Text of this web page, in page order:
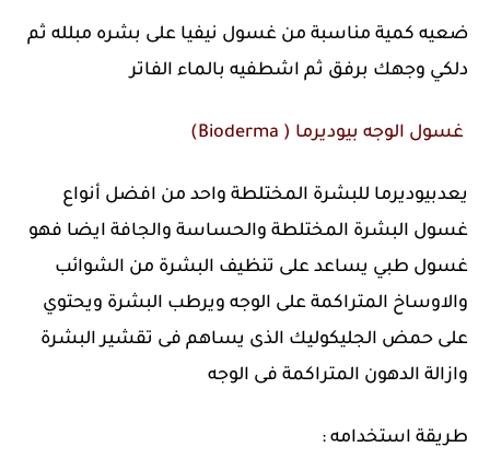
ضعيه كمية مناسبة من غسول نيفيا على بشره مبلله ثم
دلكي وجهك برفق ثم اشطفيه بالماء الفاتر
غسول الوجه بيوديرما ( Bioderma)
يعدبيوديرما للبشرة المختلطة واحد من افضل أنواع
غسول البشرة المختلطة والحساسة والجافة ايضا فهو
غسول طبي يساعد على تنظيف البشرة من الشوائب
والاوساخ المتراكمة على الوجه ويرطب البشرة ويحتوي
على حمض الجليكوليك الذى يساهم فى تقشير البشرة
وازالة الدهون المتراكمة فى الوجه
طريقة استخدامه :